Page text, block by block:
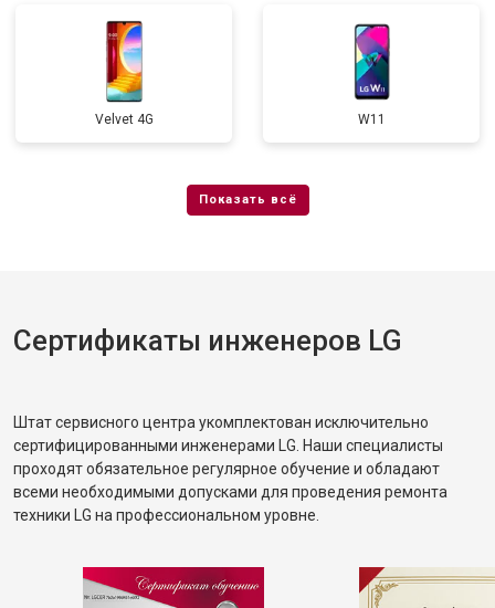
Velvet 4G W11
Сертификаты инженеров LG
Штат сервисного центра укомплектован исключительно
сертифицированными инженерами LG. Наши специалисты
проходят обязательное регулярное обучение и обладают
всеми необходимыми допусками для проведения ремонта
техники LG на профессиональном уровне.